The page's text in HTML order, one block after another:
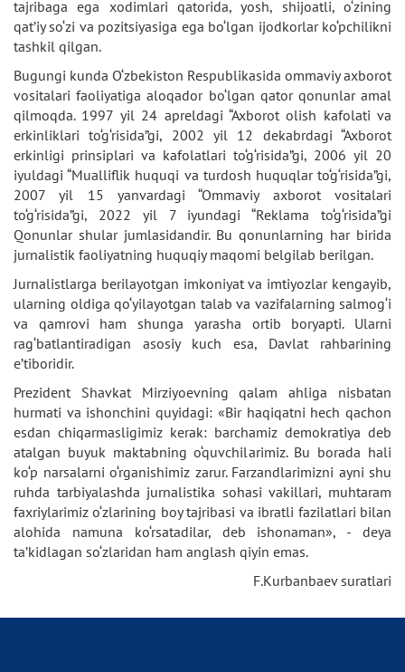
tajribaga ega xodimlari qatorida, yosh, shijoatli, o‘zining
qat’iy so‘zi va pozitsiyasiga ega bo‘lgan ijodkorlar ko‘pchilikni
tashkil qilgan.
Bugungi kunda O‘zbekiston Respublikasida ommaviy axborot
vositalari faoliyatiga aloqador bo‘lgan qator qonunlar amal
qilmoqda. 1997 yil 24 apreldagi “Axborot olish kafolati va
erkinliklari to‘g‘risida”gi, 2002 yil 12 dekabrdagi “Axborot
erkinligi prinsiplari va kafolatlari to‘g‘risida”gi, 2006 yil 20
iyuldagi “Mualliflik huquqi va turdosh huquqlar to‘g‘risida”gi,
2007 yil 15 yanvardagi “Ommaviy axborot vositalari
to‘g‘risida”gi, 2022 yil 7 iyundagi “Reklama to‘g‘risida”gi
Qonunlar shular jumlasidandir. Bu qonunlarning har birida
jurnalistik faoliyatning huquqiy maqomi belgilab berilgan.
Jurnalistlarga berilayotgan imkoniyat va imtiyozlar kengayib,
ularning oldiga qo‘yilayotgan talab va vazifalarning salmog‘i
va qamrovi ham shunga yarasha ortib boryapti. Ularni
rag‘batlantiradigan asosiy kuch esa, Davlat rahbarining
e’tiboridir.
Prezident Shavkat Mirziyoevning qalam ahliga nisbatan
hurmati va ishonchini quyidagi: «Bir haqiqatni hech qachon
esdan chiqarmasligimiz kerak: barchamiz demokratiya deb
atalgan buyuk maktabning o‘quvchilarimiz. Bu borada hali
ko‘p narsalarni o‘rganishimiz zarur. Farzandlarimizni ayni shu
ruhda tarbiyalashda jurnalistika sohasi vakillari, muhtaram
faxriylarimiz o‘zlarining boy tajribasi va ibratli fazilatlari bilan
alohida namuna ko‘rsatadilar, deb ishonaman», - deya
ta’kidlagan so‘zlaridan ham anglash qiyin emas.
F.Kurbanbaev suratlari